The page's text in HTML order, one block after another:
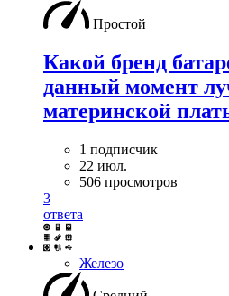
Простой
Какой бренд
данный момент
материнской
1 подписчик
22 июл.
506 просмотров
3
ответа
Железо